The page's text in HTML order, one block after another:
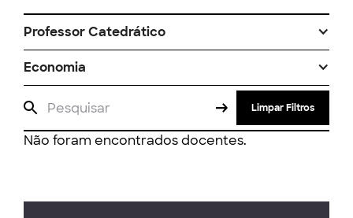
Professor Catedrático
Economia
Limpar Filtros
Não foram encontrados docentes.